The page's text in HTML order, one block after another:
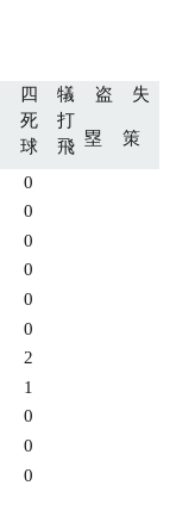
四
死
球
犠
打
飛
盗
塁
失
策
0
0
0
0
0
0
2
1
0
0
0